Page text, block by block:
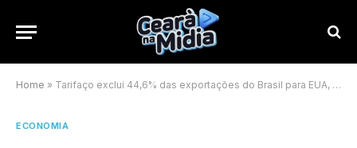
Home » Tarifaço exclui 44,6% das exportações do Brasil para EUA, informa Mdic
ECONOMIA